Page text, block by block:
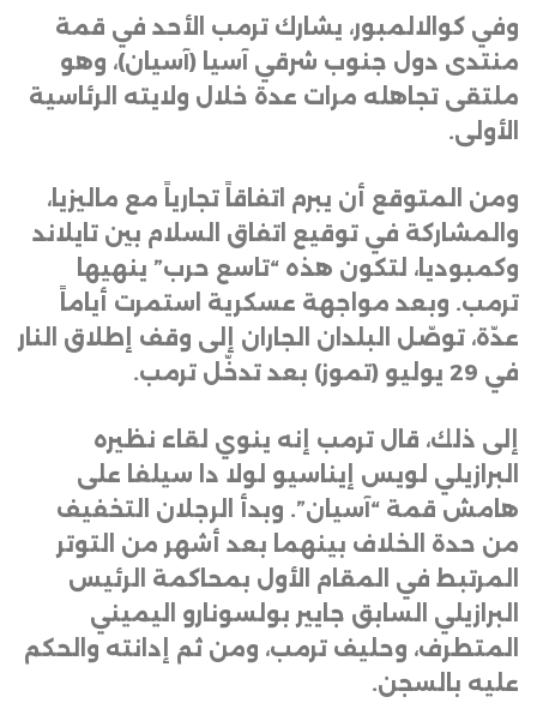
وفي كوالالمبور، يشارك ترمب الأحد في قمة
منتدى دول جنوب شرقي آسيا (آسيان)، وهو
ملتقى تجاهله مرات عدة خلال ولايته الرئاسية
الأولى.
ومن المتوقع أن يبرم اتفاقاً تجارياً مع ماليزيا،
والمشاركة في توقيع اتفاق السلام بين تايلاند
وكمبوديا، لتكون هذه “تاسع حرب” ينهيها
ترمب. وبعد مواجهة عسكرية استمرت أياماً
عدّة، توصّل البلدان الجاران إلى وقف إطلاق النار
في 29 يوليو (تموز) بعد تدخّل ترمب
.
إلى ذلك، قال ترمب إنه ينوي لقاء نظيره
البرازيلي لويس إيناسيو لولا دا سيلفا على
هامش قمة “آسيان”. وبدأ الرجلان التخفيف
من حدة الخلاف بينهما بعد أشهر من التوتر
المرتبط في المقام الأول بمحاكمة الرئيس
البرازيلي السابق جايير بولسونارو اليميني
المتطرف، وحليف ترمب، ومن ثم إدانته والحكم
عليه بالسجن.